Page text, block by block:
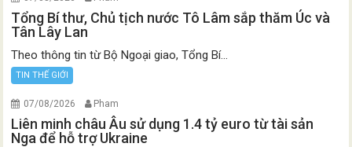
Tổng Bí thư, Chủ tịch nước Tô Lâm sắp thăm Úc và
Tân Lây Lan
Theo thông tin từ Bộ Ngoại giao, Tổng Bí...
TIN THẾ GIỚI
07/08/2026 Pham
Liên minh châu Âu sử dụng 1.4 tỷ euro từ tài sản
Nga để hỗ trợ Ukraine